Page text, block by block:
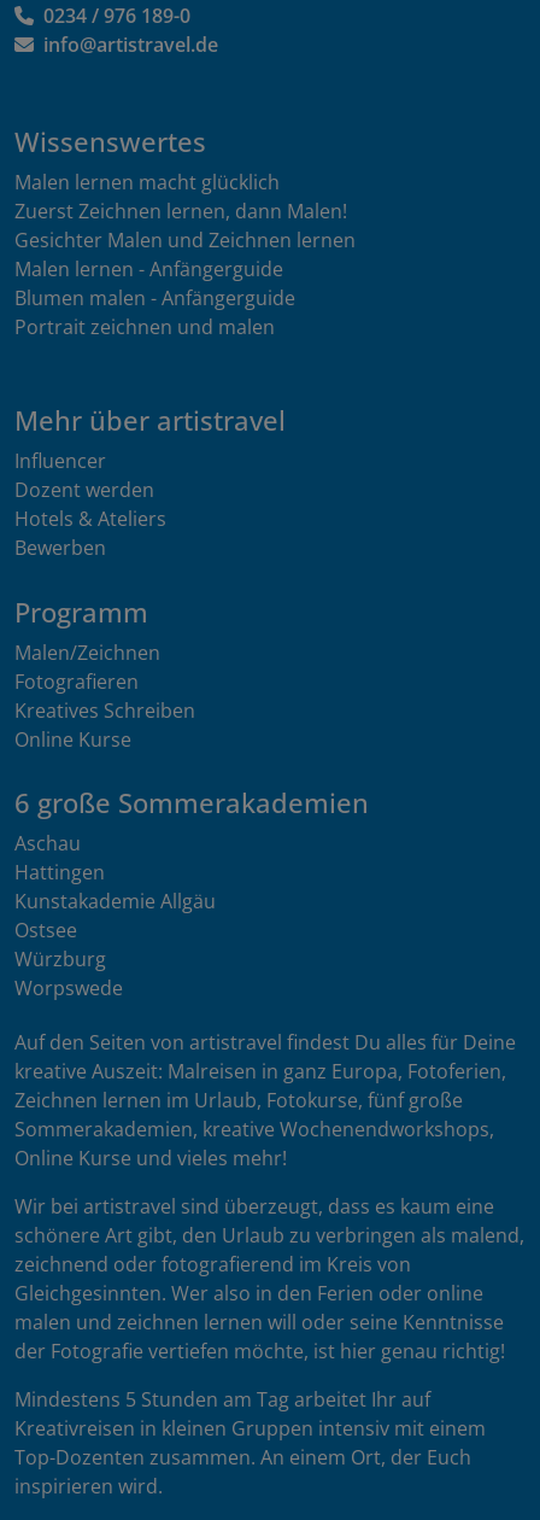
0234 / 976 189-0
info@artistravel.de
Wissenswertes
Malen lernen macht glücklich
Zuerst Zeichnen lernen, dann Malen!
Gesichter Malen und Zeichnen lernen
Malen lernen - Anfängerguide
Blumen malen - Anfängerguide
Portrait zeichnen und malen
Mehr über artistravel
Influencer
Dozent werden
Hotels & Ateliers
Bewerben
Programm
Malen/Zeichnen
Fotografieren
Kreatives Schreiben
Online Kurse
6 große Sommerakademien
Aschau
Hattingen
Kunstakademie Allgäu
Ostsee
Würzburg
Worpswede
Auf den Seiten von artistravel findest Du alles für Deine
kreative Auszeit: Malreisen in ganz Europa, Fotoferien,
Zeichnen lernen im Urlaub, Fotokurse, fünf große
Sommerakademien, kreative Wochenendworkshops,
Online Kurse und vieles mehr!
Wir bei artistravel sind überzeugt, dass es kaum eine
schönere Art gibt, den Urlaub zu verbringen als malend,
zeichnend oder fotografierend im Kreis von
Gleichgesinnten. Wer also in den Ferien oder online
malen und zeichnen lernen will oder seine Kenntnisse
der Fotografie vertiefen möchte, ist hier genau richtig!
Mindestens 5 Stunden am Tag arbeitet Ihr auf
Kreativreisen in kleinen Gruppen intensiv mit einem
Top-Dozenten zusammen. An einem Ort, der Euch
inspirieren wird.